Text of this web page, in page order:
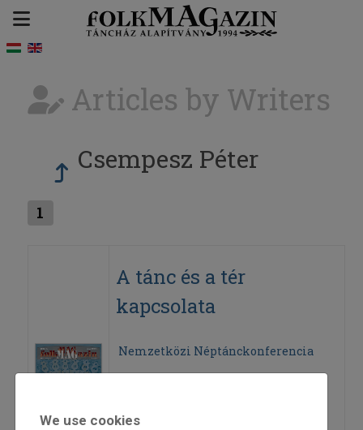
Articles by Writers
Csempesz Péter
1
A tánc és a tér
kapcsolata
Nemzetközi Néptánckonferencia
We use cookies